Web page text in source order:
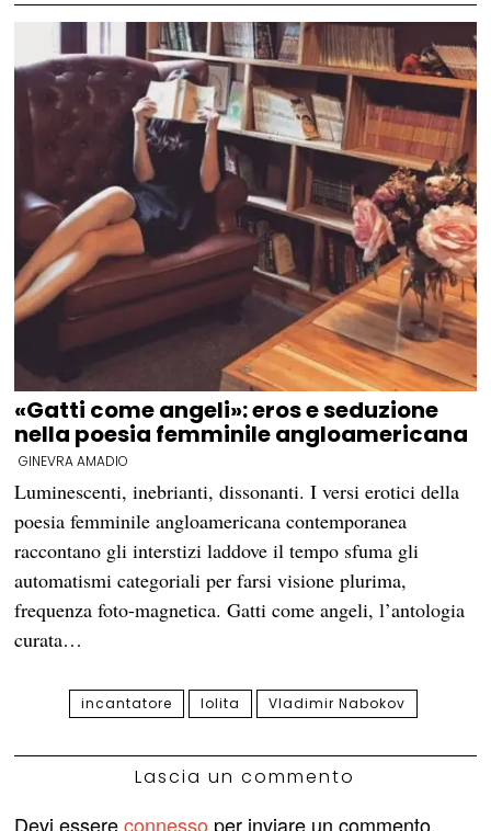
«Gatti come angeli»: eros e seduzione
nella poesia femminile angloamericana
GINEVRA AMADIO
Luminescenti, inebrianti, dissonanti. I versi erotici della
poesia femminile angloamericana contemporanea
raccontano gli interstizi laddove il tempo sfuma gli
automatismi categoriali per farsi visione plurima,
frequenza foto-magnetica. Gatti come angeli, l’antologia
curata…
incantatore lolita Vladimir Nabokov
Lascia un commento
Devi essereconnesso per inviare un commento.